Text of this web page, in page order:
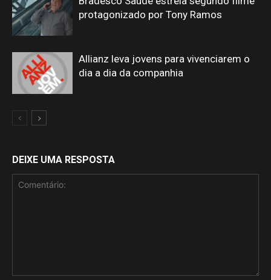
protagonizado por Tony Ramos
Allianz leva jovens para vivenciarem o
dia a dia da companhia
DEIXE UMA RESPOSTA